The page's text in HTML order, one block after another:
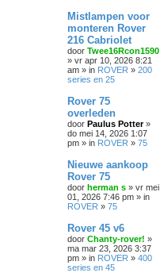
Mistlampen voor
monteren Rover
216 Cabriolet
door Twee16Rcon1590
» vr apr 10, 2026 8:21
am » in ROVER » 200
series en 25
Rover 75
overleden
door Paulus Potter»
do mei 14, 2026 1:07
pm » in ROVER » 75
Nieuwe aankoop
Rover 75
door herman s » vr mei
01, 2026 7:46 pm » in
ROVER » 75
Rover 45 v6
door Chanty-rover! »
ma mar 23, 2026 3:37
pm » in ROVER » 400
series en 45